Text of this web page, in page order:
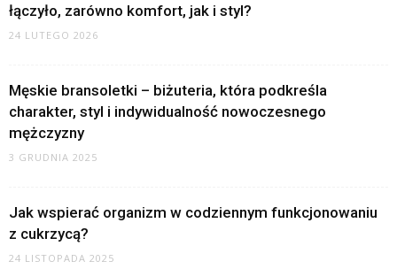
łączyło, zarówno komfort, jak i styl?
24 LUTEGO 2026
Męskie bransoletki – biżuteria, która podkreśla
charakter, styl i indywidualność nowoczesnego
mężczyzny
3 GRUDNIA 2025
Jak wspierać organizm w codziennym funkcjonowaniu
z cukrzycą?
24 LISTOPADA 2025